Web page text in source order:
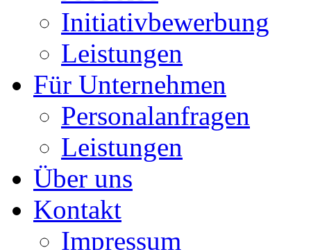
Initiativbewerbung
Leistungen
Für Unternehmen
Personalanfragen
Leistungen
Über uns
Kontakt
Impressum